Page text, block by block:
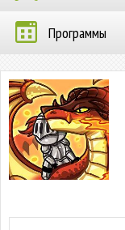
Программы